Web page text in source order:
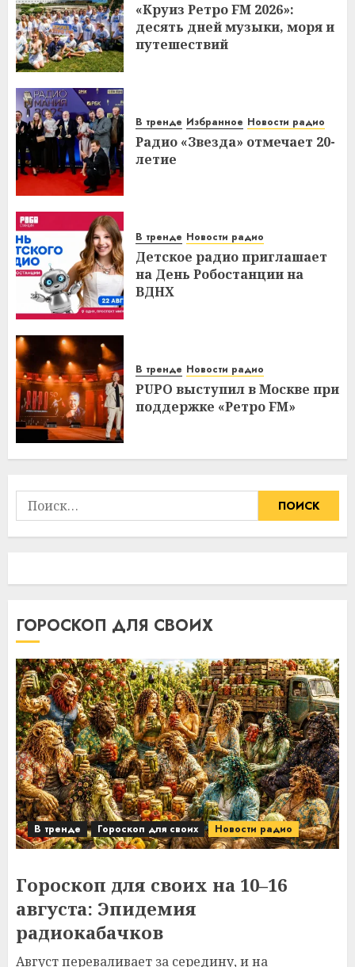
«Круиз Ретро FM 2026»:
десять дней музыки, моря и
путешествий
В тренде Избранное Новости радио
Радио «Звезда» отмечает 20-
летие
В тренде Новости радио
Детское радио приглашает
на День Робостанции на
ВДНХ
В тренде Новости радио
PUPO выступил в Москве при
поддержке «Ретро FM»
Найти:
ГОРОСКОП ДЛЯ СВОИХ
В тренде Гороскоп для своих Новости радио
Гороскоп для своих на 10–16
августа: Эпидемия
радиокабачков
Август переваливает за середину, и на